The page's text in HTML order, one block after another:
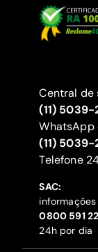
Central de
(11) 5039-
WhatsApp
(11) 5039-
‍Telefone
SAC:
‍0800 591
24h por dia